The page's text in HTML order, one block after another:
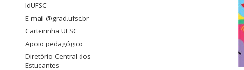
IdUFSC
E-mail @grad.ufsc.br
Carteirinha UFSC
Apoio pedagógico
Diretório Central dos
Estudantes